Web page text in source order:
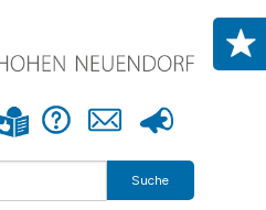
Leichte Sprache Hilfe Kontakt Presse
Suche